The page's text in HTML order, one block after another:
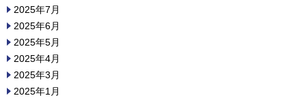
2025年7月
2025年6月
2025年5月
2025年4月
2025年3月
2025年1月